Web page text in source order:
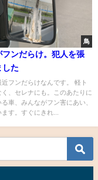
鳥
フンだらけ。犯人を張
した
フンだらけなんです。 軽ト
く、セレナにも。このあたりに
る車、みんながフン害にあい、
す。すぐにきれ...